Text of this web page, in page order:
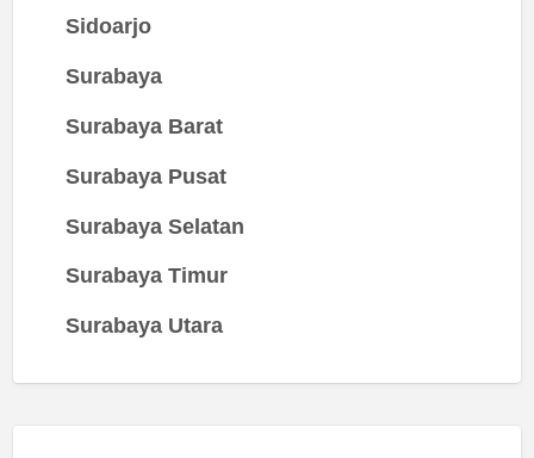
Sidoarjo
Surabaya
Surabaya Barat
Surabaya Pusat
Surabaya Selatan
Surabaya Timur
Surabaya Utara